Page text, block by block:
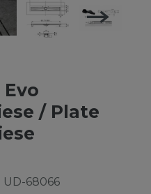
/ Plate
UD-68066